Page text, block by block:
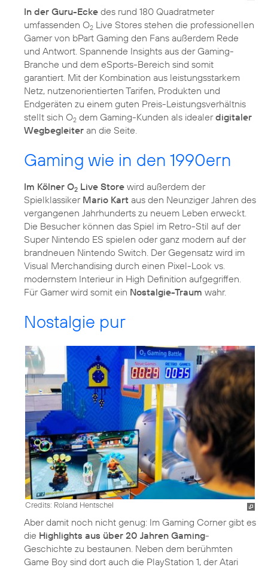
In der Guru-Ecke des rund 180 Quadratmeter
umfassenden O2 Live Stores stehen die professionellen
Gamer von bPart Gaming den Fans außerdem Rede
und Antwort. Spannende Insights aus der Gaming-
Branche und dem eSports-Bereich sind somit
garantiert. Mit der Kombination aus leistungsstarkem
Netz, nutzenorientierten Tarifen, Produkten und
Endgeräten zu einem guten Preis-Leistungsverhältnis
stellt sich O2 dem Gaming-Kunden als idealerdigitaler
Wegbegleiter an die Seite.
Gaming wie in den 1990ern
Im Kölner O2 Live Store wird außerdem der
Spielklassiker Mario Kart aus den Neunziger Jahren des
vergangenen Jahrhunderts zu neuem Leben erweckt.
Die Besucher können das Spiel im Retro-Stil auf der
Super Nintendo ES spielen oder ganz modern auf der
brandneuen Nintendo Switch. Der Gegensatz wird im
Visual Merchandising durch einen Pixel-Look vs.
modernstem Interieur in High Definition aufgegriffen.
Für Gamer wird somit ein Nostalgie-Traum wahr.
Nostalgie pur
Credits: Roland Hentschel
Aber damit noch nicht genug: Im Gaming Corner gibt es
die Highlights aus über 20 Jahren Gaming-
Geschichte zu bestaunen. Neben dem berühmten
Game Boy sind dort auch die PlayStation 1, der Atari